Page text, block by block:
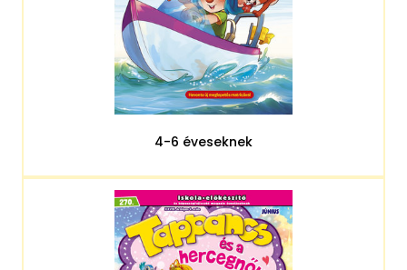
4-6 éveseknek